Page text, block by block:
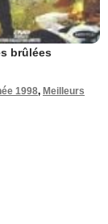
brûlées
1998, Meilleurs